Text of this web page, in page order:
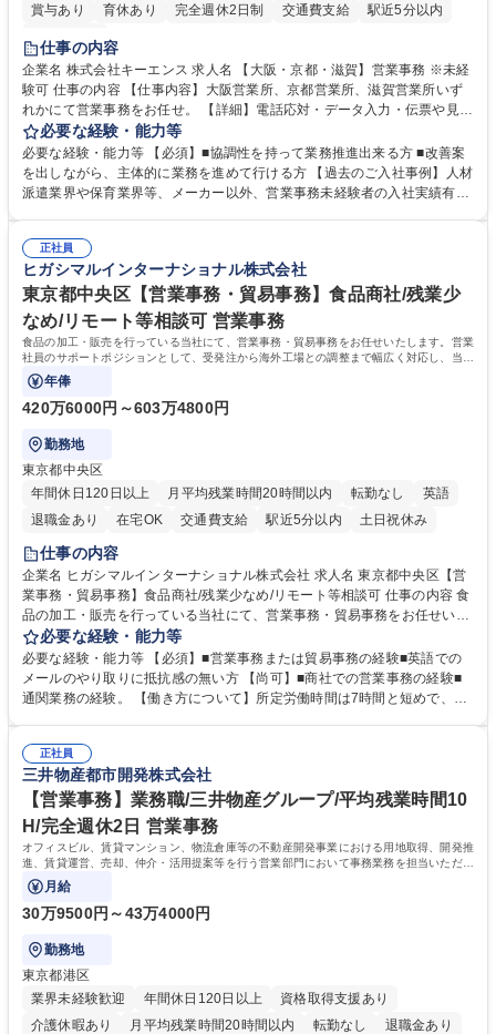
賞与あり 育休あり 完全週休2日制 交通費支給
駅近5分以内
土日祝休み
仕事の内容
企業名 株式会社キーエンス 求人名 【大阪・京都・滋賀】営業事務 ※未経
験可 仕事の内容 【仕事内容】大阪営業所、京都営業所、滋賀営業所いず
れかにて営業事務をお任せ。 【詳細】電話応対・データ入力・伝票や見積
の作成・カタログ送付・来客対応・営業所内で発生する事務業務や業務改
善をお任せ。 【教育制度】ご入社後、育成担当とペアになりながらOJTに
て業務を覚えていただくことが可能です。業務システムがきちんと構築さ
れているため、スムーズに仕事に慣れることができる環境です。また、
募集職種 【大阪・京都・滋賀】営業事務 ※未経験可
必要な経験・能力等
必要な経験・能力等 【必須】■協調性を持って業務推進出来る方 ■改善案
を出しながら、主体的に業務を進めて行ける方 【過去のご入社事例】人材
派遣業界や保育業界等、メーカー以外、営業事務未経験者の入社実績有
えて、お客様や社員の状況に合わせ、能動的なサポート、改善の動きも期
待され。組織を支えるスペシャリストとして、チームに貢献し、結果的に
社員から頼られる存在になることができます。平均19:30の退勤以降の業
務の持ち帰りも禁止されており、メリハリのある働き方となります。 学
歴・資格 学歴：大学院 大学 高専 短大 語学力： 資格：
正社員
ヒガシマルインターナショナル株式会社
東京都中央区【営業事務・貿易事務】食品商社/残業少
なめ/リモート等相談可 営業事務
食品の加工・販売を行っている当社にて、営業事務・貿易事務をお任せいたします。営業
社員のサポートポジションとして、受発注から海外工場との調整まで幅広く対応し、当社
事業の根幹を支えていただきます。
年俸
420万6000円～603万4800円
勤務地
東京都中央区
年間休日120日以上
月平均残業時間20時間以内 転勤なし
英語
退職金あり
在宅OK 交通費支給 駅近5分以内 土日祝休み
仕事の内容
企業名 ヒガシマルインターナショナル株式会社 求人名 東京都中央区【営
業事務・貿易事務】食品商社/残業少なめ/リモート等相談可 仕事の内容 食
品の加工・販売を行っている当社にて、営業事務・貿易事務をお任せいた
します。営業社員のサポートポジションとして、受発注から海外工場との
調整まで幅広く対応し、当社事業の根幹を支えていただきます。 ■受発注
業務、請求書発行 ■海外工場とのスケジュール調整 ■在庫管理 ■輸入書類
の確認・作成 ■配送手配 ■通関業者を通して行う輸出入業全般 ■倉庫との
ルプロデュースしているため、商品に関わる全ての業務をサポート頂きま
す。 募集職種 東京都中央区【営業事務・貿易事務】食品商社/残業少なめ/
リモート等相談可
必要な経験・能力等
必要な経験・能力等 【必須】■営業事務または貿易事務の経験■英語での
メールのやり取りに抵抗感の無い方 【尚可】■商社での営業事務の経験■
通関業務の経験。 【働き方について】所定労働時間は7時間と短めで、残
の強み】1991年の設立以来、外食産業を中心としたお客様の多様なニー
ズに沿った冷凍水産物等の生産・輸入・販売を一貫して手掛けています。
自社工場と海外拠点の強固な連携によるワンストップサービスが最大の強
みです。 学歴・資格 学歴：大学院 大学 語学力：英語 資格：
正社員
三井物産都市開発株式会社
【営業事務】業務職/三井物産グループ/平均残業時間10
H/完全週休2日 営業事務
オフィスビル、賃貸マンション、物流倉庫等の不動産開発事業における用地取得、開発推
進、賃貸運営、売却、仲介・活用提案等を行う営業部門において事務業務を担当いただき
ます。
月給
30万9500円～43万4000円
勤務地
東京都港区
業界未経験歓迎
年間休日120日以上
資格取得支援あり
介護休暇あり
月平均残業時間20時間以内 転勤なし
退職金あり